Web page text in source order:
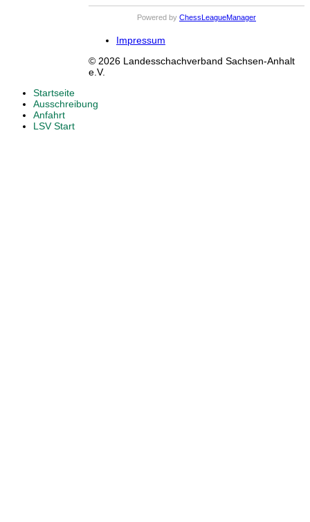
Powered by ChessLeagueManager
Impressum
© 2026 Landesschachverband Sachsen-Anhalt
e.V.
Startseite
Ausschreibung
Anfahrt
LSV Start